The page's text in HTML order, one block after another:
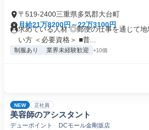
〒519-2400三重県多気郡大台町
月給21万8200円～22万3100円
求めている人材 ◎郵便の仕事を通じて地
い方 ＜必要資格＞ ■普...
制服あり 業界未経験歓迎 +10個
NEW 正社員
美容師のアシスタント
デューポイント DCモール金剛坂店